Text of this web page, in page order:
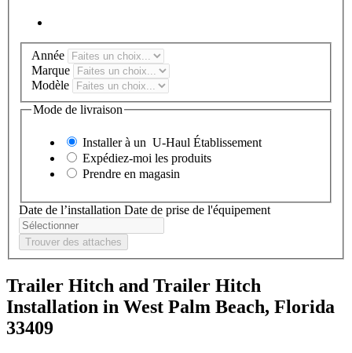
Année
Marque
Modèle
Mode de livraison
Installer à un U-Haul Établissement
Expédiez-moi les produits
Prendre en magasin
Date de l’installation Date de prise de l'équipement
Trouver des attaches
Trailer Hitch and Trailer Hitch
Installation in West Palm Beach, Florida
33409